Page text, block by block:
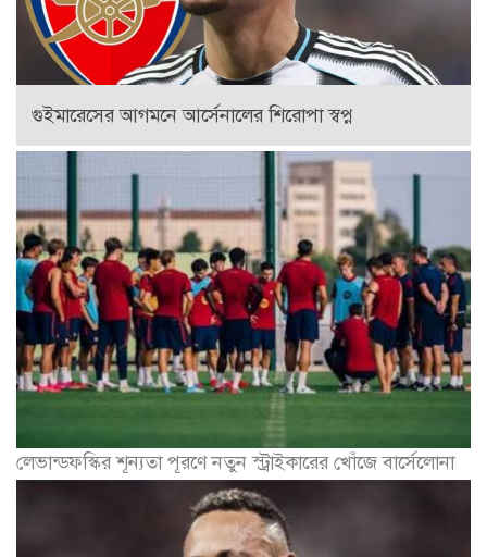
গুইমারেসের আগমনে আর্সেনালের শিরোপা স্বপ্ন
লেভান্ডফস্কির শূন্যতা পূরণে নতুন স্ট্রাইকারের খোঁজে বার্সেলোনা